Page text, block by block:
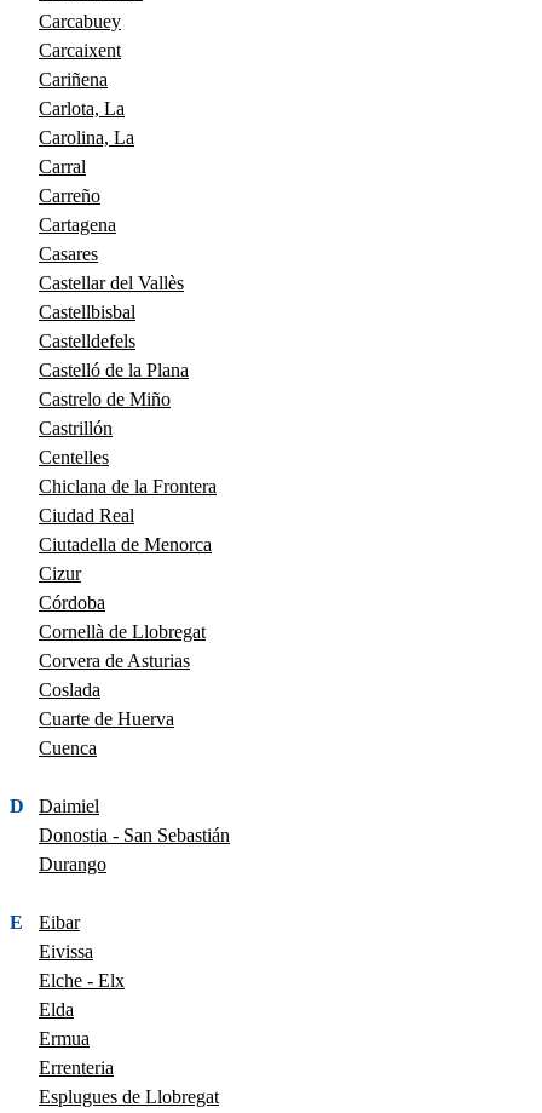
Carcabuey
Carcaixent
Cariñena
Carlota, La
Carolina, La
Carral
Carreño
Cartagena
Casares
Castellar del Vallès
Castellbisbal
Castelldefels
Castelló de la Plana
Castrelo de Miño
Castrillón
Centelles
Chiclana de la Frontera
Ciudad Real
Ciutadella de Menorca
Cizur
Córdoba
Cornellà de Llobregat
Corvera de Asturias
Coslada
Cuarte de Huerva
Cuenca
D
Daimiel
Donostia - San Sebastián
Durango
E
Eibar
Eivissa
Elche - Elx
Elda
Ermua
Errenteria
Esplugues de Llobregat